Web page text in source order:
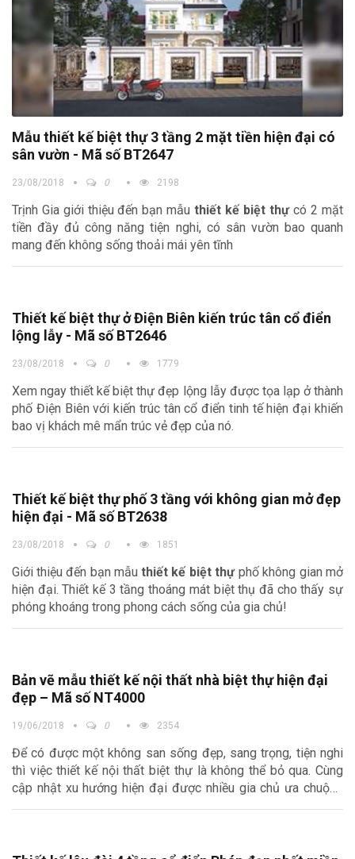
Mẫu thiết kế biệt thự 3 tầng 2 mặt tiền hiện đại có
sân vườn - Mã số BT2647
23/08/2018 0 2198
Trịnh Gia giới thiệu đến bạn mẫu thiết kế biệt thựcó 2 mặt
tiền đầy đủ công năng tiện nghi, có sân vườn bao quanh
mang đến không sống thoải mái yên tĩnh
Thiết kế biệt thự ở Điện Biên kiến trúc tân cổ điển
lộng lẫy - Mã số BT2646
23/08/2018 0 1779
Xem ngay thiết kế biệt thự đẹp lộng lẫy được tọa lạp ở thành
phố Điện Biên với kiến trúc tân cổ điển tinh tế hiện đại khiến
bao vị khách mê mẩn trúc vẻ đẹp của nó.
Thiết kế biệt thự phố 3 tầng với không gian mở đẹp
hiện đại - Mã số BT2638
23/08/2018 0 1851
Giới thiệu đến bạn mẫu thiết kế biệt thựphố không gian mở
hiện đại. Thiết kế 3 tầng thoáng mát biệt thụ đã cho thấy sự
phóng khoáng trong phong cách sống của gia chủ!
Bản vẽ mẫu thiết kế nội thất nhà biệt thự hiện đại
đẹp – Mã số NT4000
19/06/2018 0 2354
Để có được một không san sống đẹp, sang trọng, tiện nghi
thì việc thiết kế nội thất biệt thự là không thể bỏ qua. Cùng
cập nhật xu hướng hiện đại được nhiều gia chủ ưa chuộng
ngay